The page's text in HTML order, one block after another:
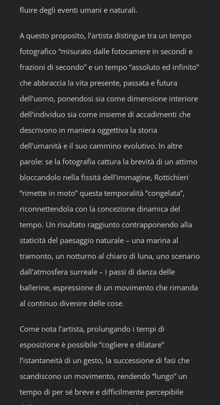
fluire degli eventi umani e naturali.
A questo proposito, l’artista distingue tra un tempo
fotografico “misurato dalle fotocamere in secondi e
frazioni di secondo” e un tempo “assoluto ed infinito”
che abbraccia la vita presente, passata e futura
dell’uomo, ponendosi sia come dimensione interiore
dell’individuo sia come insieme di accadimenti che
descrivono in maniera oggettiva la storia
dell’umanità e il suo cammino evolutivo. In altre
parole: se la fotografia cattura la brevità di un attimo
bloccandolo nella fissità dell’immagine, Rottichieri
“rimette in moto” questa temporalità “congelata”,
riconnettendola con la concezione dinamica del
tempo. Un risultato raggiunto contrapponendo alla
staticità del paesaggio naturale – una marina al
tramonto, un notturno al chiaro di luna, uno scenario
dall’atmosfera surreale – i passi di danza delle
ballerine, espressione di un movimento che rimanda
al continuo divenire delle cose.
Come nota l’artista, prolungando i tempi di
esposizione è possibile “cogliere e dilatare”
l’istantaneità di un gesto, la successione di fasi che
scandiscono un movimento, rendendo “lungo” un
tempo di per sé breve e difficilmente percepibile